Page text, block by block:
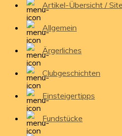
Artikel-Übersicht /
Allgemein
Ärgerliches
Clubgeschichten
Einsteigertipps
Fundstücke